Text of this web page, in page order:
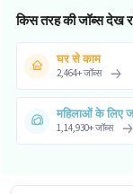
किस तरह की जॉब्स देख
घर से काम
2,464+जॉब्स
महिलाओं के लिए
1,14,930+जॉब्स